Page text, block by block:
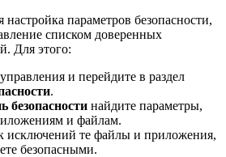
параметров безопасности,
списком доверенных
Для этого:
и перейдите в раздел
.
безопасности найдите параметры,
и файлам.
исключений те файлы и приложения,
безопасными.